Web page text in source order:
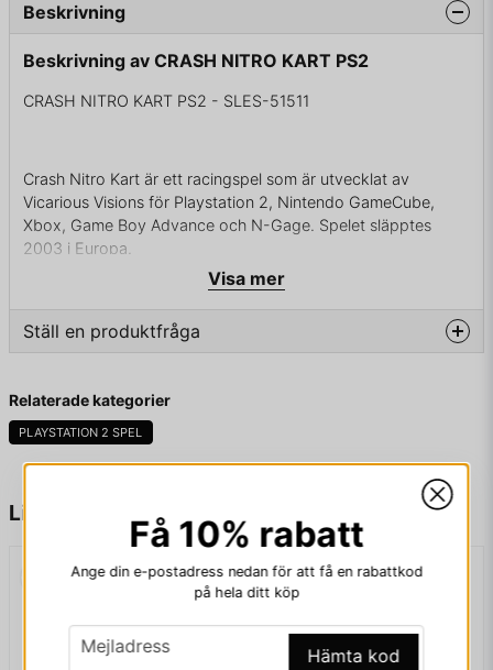
Liknande produkter
Beskrivning
Beskrivning av CRASH NITRO KART PS2
CRASH NITRO KART PS2 - SLES-51511
Crash Nitro Kart är ett racingspel som är utvecklat av
Vicarious Visions för Playstation 2, Nintendo GameCube,
Xbox, Game Boy Advance och N-Gage. Spelet släpptes
2003 i Europa.
Crash Nitro Kart är det sjunde spelet i Crash Bandicoot-
serien.
Visa mer
Ställ en produktfråga
Fråga oss något om denna produkten...
Relaterade kategorier
PLAYSTATION 2 SPEL
Få 10% rabatt
Ange din e-postadress nedan för att få en rabattkod
på hela ditt köp
email
Mejladress Hämta kod